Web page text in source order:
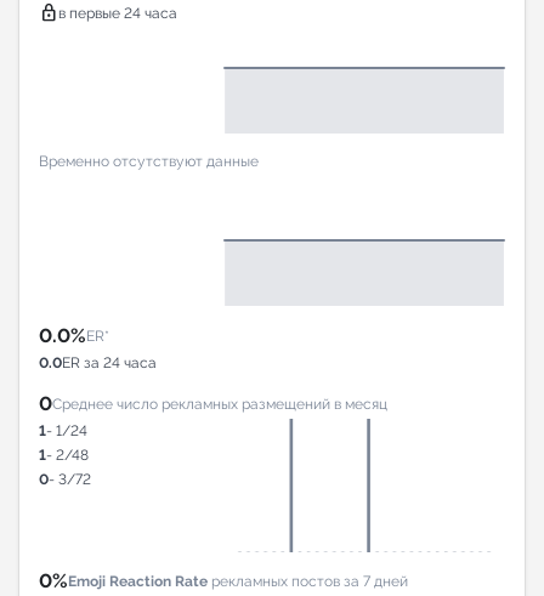
lock в первые 24 часа
Временно отсутствуют данные
0.0%ER*
0.0ER за 24 часа
0Среднее число рекламных размещений в месяц
1- 1/24
1- 2/48
0- 3/72
0%Emoji Reaction Rate рекламных постов за 7 дней